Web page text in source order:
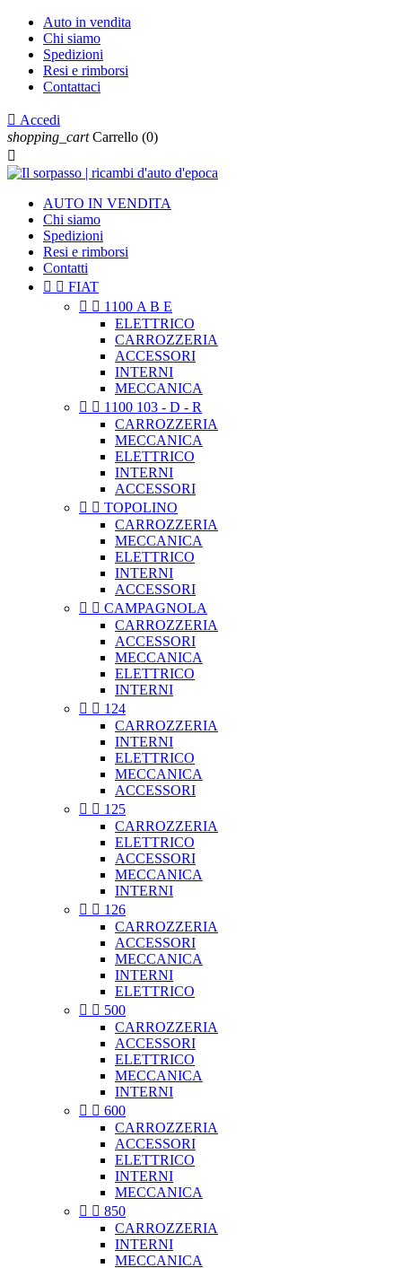
Auto in vendita
Chi siamo
Spedizioni
Resi e rimborsi
Contattaci
 Accedi
shopping_cart Carrello (0)

AUTO IN VENDITA
Chi siamo
Spedizioni
Resi e rimborsi
Contatti
  FIAT
  1100 A B E
ELETTRICO
CARROZZERIA
ACCESSORI
INTERNI
MECCANICA
  1100 103 - D - R
CARROZZERIA
MECCANICA
ELETTRICO
INTERNI
ACCESSORI
  TOPOLINO
CARROZZERIA
MECCANICA
ELETTRICO
INTERNI
ACCESSORI
  CAMPAGNOLA
CARROZZERIA
ACCESSORI
MECCANICA
ELETTRICO
INTERNI
  124
CARROZZERIA
INTERNI
ELETTRICO
MECCANICA
ACCESSORI
  125
CARROZZERIA
ELETTRICO
ACCESSORI
MECCANICA
INTERNI
  126
CARROZZERIA
ACCESSORI
MECCANICA
INTERNI
ELETTRICO
  500
CARROZZERIA
ACCESSORI
ELETTRICO
MECCANICA
INTERNI
  600
CARROZZERIA
ACCESSORI
ELETTRICO
INTERNI
MECCANICA
  850
CARROZZERIA
INTERNI
MECCANICA